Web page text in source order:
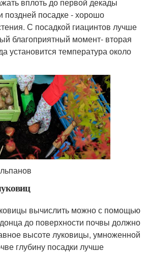
поздней посадке - хорошо
С посадкой гиацинтов лучше
благоприятный момент- вторая
установится температура около
вычислить можно с помощью
до поверхности почвы должно
высоте луковицы, умноженной
глубину посадки лучше